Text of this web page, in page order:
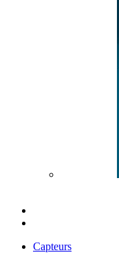
Capteurs